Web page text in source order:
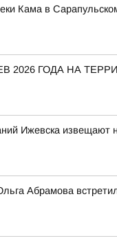
Кама в
2026 ГОДА НА
Ижевска
Абрамова